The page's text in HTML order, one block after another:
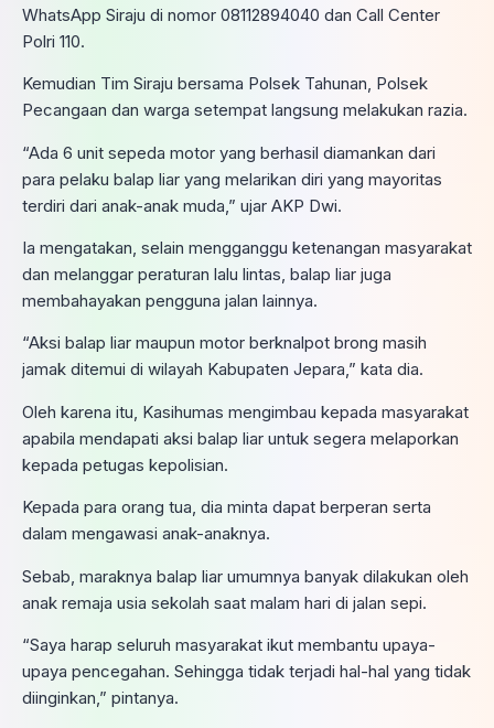
WhatsApp Siraju di nomor 08112894040 dan Call Center
Polri 110.
Kemudian Tim Siraju bersama Polsek Tahunan, Polsek
Pecangaan dan warga setempat langsung melakukan razia.
“Ada 6 unit sepeda motor yang berhasil diamankan dari
para pelaku balap liar yang melarikan diri yang mayoritas
terdiri dari anak-anak muda,” ujar AKP Dwi.
Ia mengatakan, selain mengganggu ketenangan masyarakat
dan melanggar peraturan lalu lintas, balap liar juga
membahayakan pengguna jalan lainnya.
“Aksi balap liar maupun motor berknalpot brong masih
jamak ditemui di wilayah Kabupaten Jepara,” kata dia.
Oleh karena itu, Kasihumas mengimbau kepada masyarakat
apabila mendapati aksi balap liar untuk segera melaporkan
kepada petugas kepolisian.
Kepada para orang tua, dia minta dapat berperan serta
dalam mengawasi anak-anaknya.
Sebab, maraknya balap liar umumnya banyak dilakukan oleh
anak remaja usia sekolah saat malam hari di jalan sepi.
“Saya harap seluruh masyarakat ikut membantu upaya-
upaya pencegahan. Sehingga tidak terjadi hal-hal yang tidak
diinginkan,” pintanya.